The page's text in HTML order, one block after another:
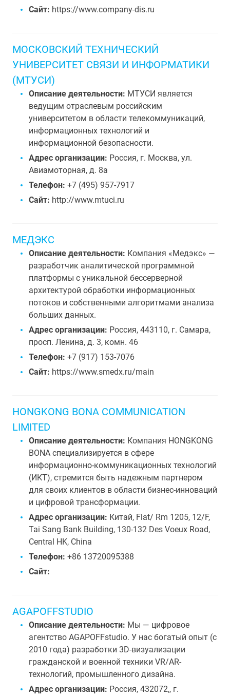
Сайт: https://www.company-dis.ru
МОСКОВСКИЙ ТЕХНИЧЕСКИЙ
УНИВЕРСИТЕТ СВЯЗИ И ИНФОРМАТИКИ
(МТУСИ)
Описание деятельности: МТУСИ является
ведущим отраслевым российским
университетом в области телекоммуникаций,
информационных технологий и
информационной безопасности.
Адрес организации: Россия, г. Москва, ул.
Авиамоторная, д. 8а
Телефон: +7 (495) 957-7917
Сайт: http://www.mtuci.ru
МЕДЭКС
Описание деятельности: Компания «Медэкс» —
разработчик аналитической программной
платформы с уникальной бессерверной
архитектурой обработки информационных
потоков и собственными алгоритмами анализа
больших данных.
Адрес организации: Россия, 443110, г. Самара,
просп. Ленина, д. 3, комн. 46
Телефон: +7 (917) 153-7076
Сайт: https://www.smedx.ru/main
HONGKONG BONA COMMUNICATION
LIMITED
Описание деятельности: Компания HONGKONG
BONA специализируется в сфере
информационно-коммуникационных технологий
(ИКТ), стремится быть надежным партнером
для своих клиентов в области бизнес-инноваций
и цифровой трансформации.
Адрес организации: Китай, Flat/ Rm 1205, 12/F,
Tai Sang Bank Building, 130-132 Des Voeux Road,
Central HK, China
Телефон: +86 13720095388
Сайт:
AGAPOFFSTUDIO
Описание деятельности: Мы — цифровое
агентство AGAPOFFstudio. У нас богатый опыт (с
2010 года) разработки 3D-визуализации
гражданской и военной техники VR/AR-
технологий, промышленного дизайна.
Адрес организации: Россия, 432072,, г.